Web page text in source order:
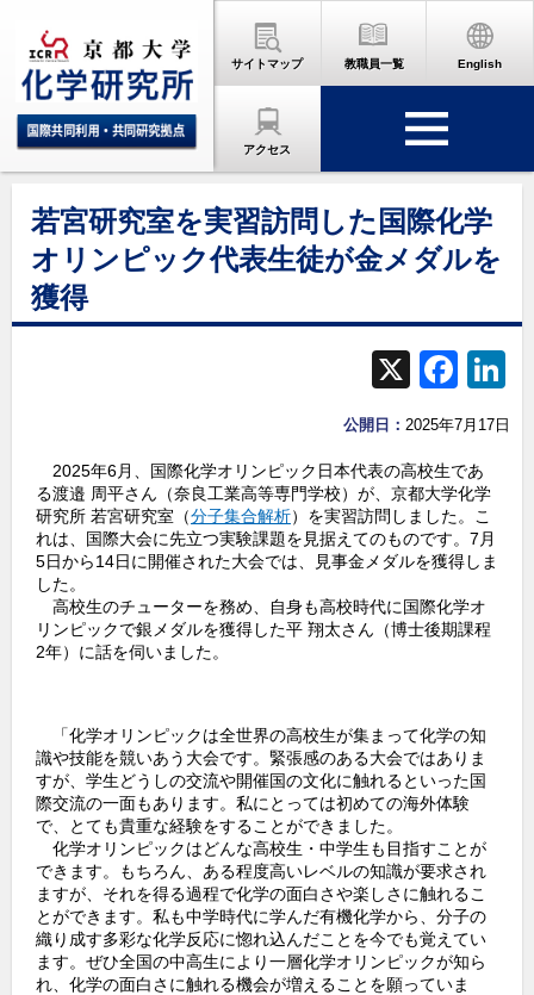
サイトマップ 教職員一覧 English
アクセス
若宮研究室を実習訪問した国際化学
オリンピック代表生徒が金メダルを
獲得
X
F
a
e
b
o
o
k
公開日： 2025年7月17日
2025年6月、国際化学オリンピック日本代表の高校生であ
る渡邉 周平さん（奈良工業高等専門学校）が、京都大学化学
研究所 若宮研究室（分子集合解析）を実習訪問しました。こ
れは、国際大会に先立つ実験課題を見据えてのものです。7月
5日から14日に開催された大会では、見事金メダルを獲得しま
した。
高校生のチューターを務め、自身も高校時代に国際化学オ
リンピックで銀メダルを獲得した平 翔太さん（博士後期課程
2年）に話を伺いました。
「化学オリンピックは全世界の高校生が集まって化学の知
識や技能を競いあう大会です。緊張感のある大会ではありま
すが、学生どうしの交流や開催国の文化に触れるといった国
際交流の一面もあります。私にとっては初めての海外体験
で、とても貴重な経験をすることができました。
化学オリンピックはどんな高校生・中学生も目指すことが
できます。もちろん、ある程度高いレベルの知識が要求され
ますが、それを得る過程で化学の面白さや楽しさに触れるこ
とができます。私も中学時代に学んだ有機化学から、分子の
織り成す多彩な化学反応に惚れ込んだことを今でも覚えてい
ます。ぜひ全国の中高生により一層化学オリンピックが知ら
れ、化学の面白さに触れる機会が増えることを願っていま